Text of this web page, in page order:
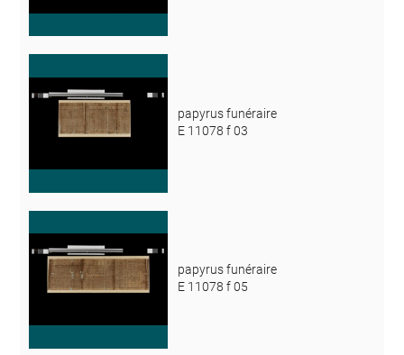
papyrus funéraire
E 11078 f 03
papyrus funéraire
E 11078 f 05